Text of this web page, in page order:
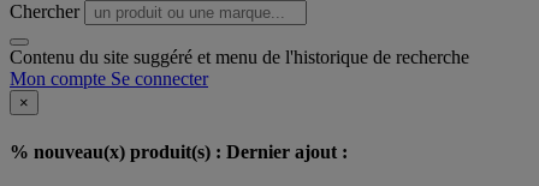
Chercher
Contenu du site suggéré et menu de l'historique de recherche
Mon compte Se connecter
×
% nouveau(x) produit(s) : Dernier ajout :